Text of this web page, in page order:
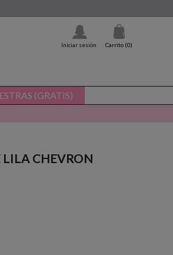
Iniciar sesión Carrito (0)
(GRATIS)
CHEVRON